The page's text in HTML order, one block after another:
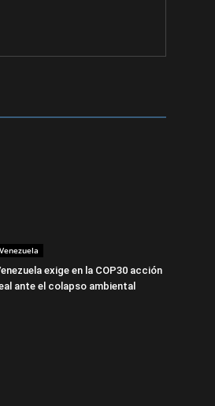
Venezuela
exige en la COP30 acción
ante el colapso ambiental